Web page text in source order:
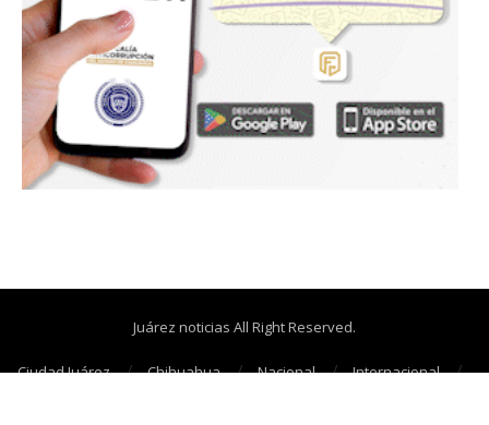
Juárez noticias All Right Reserved.
Ciudad Juárez Chihuahua Nacional
Internacional